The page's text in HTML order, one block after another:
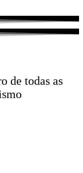
de todas as